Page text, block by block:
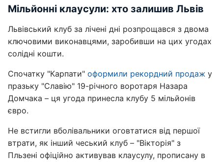
Мільйонні клаусули: хто залишив Львів
Львівський клуб за лічені дні розпрощався з двома
ключовими виконавцями, заробивши на цих угодах
солідні кошти.
Спочатку "Карпати" оформили рекордний продаж у
празьку "Славію" 19-річного воротаря Назара
Домчака – ця угода принесла клубу 5 мільйонів
євро.
Не встигли вболівальники оговтатися від першої
втрати, як інший чеський клуб – "Вікторія" з
Пльзені офіційно активував клаусулу, прописану в